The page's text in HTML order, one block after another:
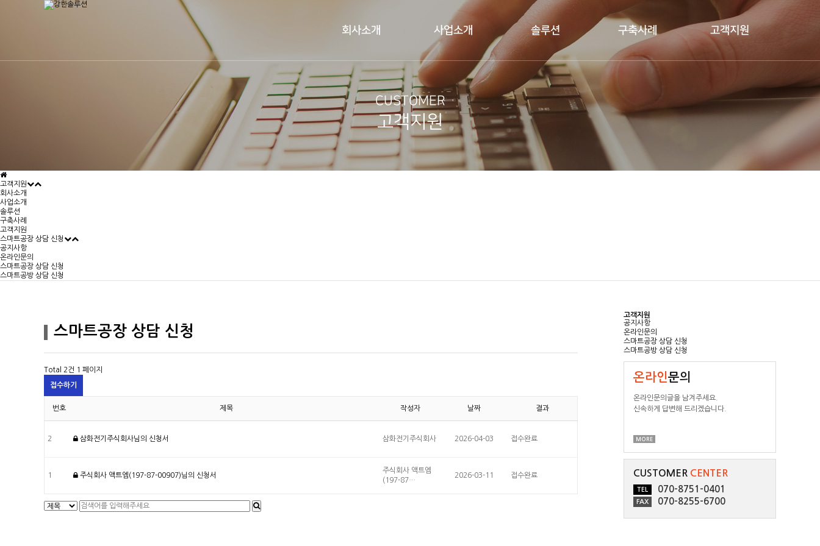
회사소개 사업소개 솔루션 구축사례 고객지원
CUSTOMER
고객지원
고객지원
회사소개
사업소개
솔루션
구축사례
고객지원
스마트공장 상담 신청
공지사항
온라인문의
스마트공장 상담 신청
스마트공방 상담 신청
고객지원
공지사항
온라인문의
스마트공장 상담 신청
스마트공방 상담 신청
온라인문의
온라인문의글을 남겨주세요.
신속하게 답변해 드리겠습니다.
MORE
CUSTOMER CENTER
TEL 070-8751-0401
FAX 070-8255-6700
스마트공장 상담 신청
Total 2건 1 페이지
접수하기
번호 제목 작성자 날짜 결과
2 삼화전기주식회사님의 신청서 삼화전기주식회사 2026-04-03 접수완료
1 주식회사 액트엠(197-87-00907)님의 신청서
주식회사 액트엠
(197-87…
2026-03-11 접수완료